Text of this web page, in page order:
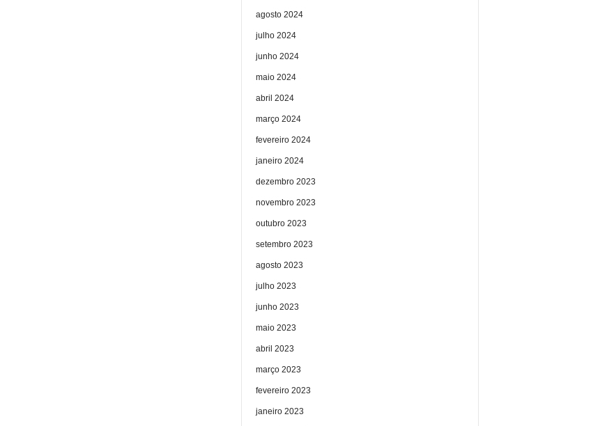
agosto 2024
julho 2024
junho 2024
maio 2024
abril 2024
março 2024
fevereiro 2024
janeiro 2024
dezembro 2023
novembro 2023
outubro 2023
setembro 2023
agosto 2023
julho 2023
junho 2023
maio 2023
abril 2023
março 2023
fevereiro 2023
janeiro 2023